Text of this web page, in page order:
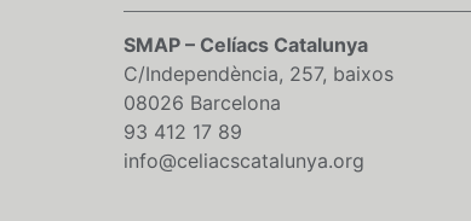
SMAP – Celíacs Catalunya
C/Independència, 257, baixos
08026 Barcelona
93 412 17 89
info@celiacscatalunya.org